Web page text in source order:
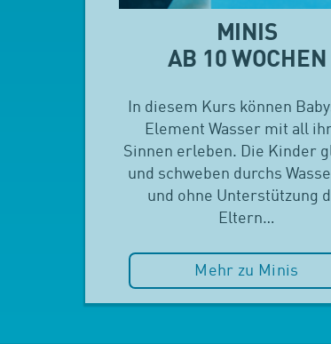
MINIS
AB 10 WOCHEN
In diesem Kurs können
Element Wasser mit all
Sinnen erleben. Die Kinder
und schweben durchs
und ohne Unterstützung
Eltern…
Mehr zu Minis